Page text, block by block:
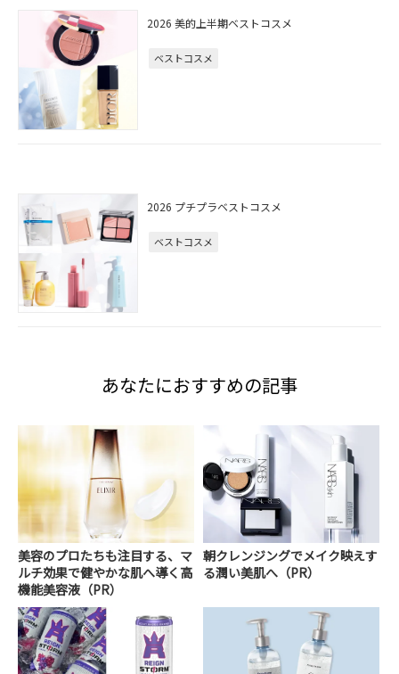
2026 美的上半期ベストコスメ
ベストコスメ
2026 プチプラベストコスメ
ベストコスメ
あなたにおすすめの記事
美容のプロたちも注目する、マ
ルチ効果で健やかな肌へ導く高
機能美容液（PR）
朝クレンジングでメイク映えす
る潤い美肌へ（PR）